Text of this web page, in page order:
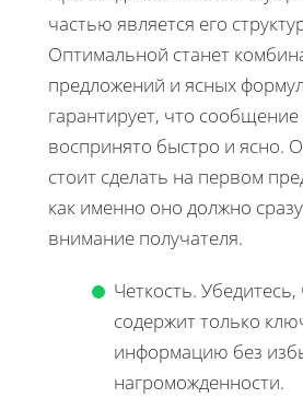
частью является его
Оптимальной станет
предложений и ясных
гарантирует, что сообщение
воспринято быстро и ясно.
стоит сделать на первом
как именно оно должно
внимание получателя.
Четкость.
содержит только
информацию без
нагроможденности.